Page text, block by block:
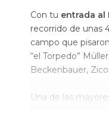
Con tu entrada al
recorrido de unas
campo que pisaron
“el Torpedo”
Beckenbauer,
Una de las